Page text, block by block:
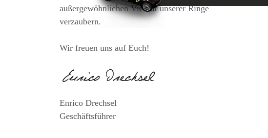
außergewöhnlichen Vielfalt unserer Ringe
verzaubern.
Wir freuen uns auf Euch!
Enrico Drechsel
Geschäftsführer